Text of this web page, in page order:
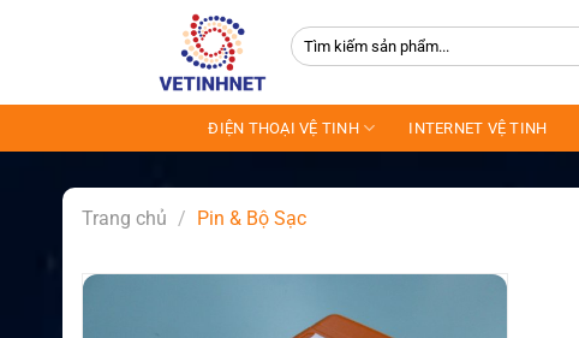
Tìm
kiếm:
ĐIỆN THOẠI VỆ TINH INTERNET VỆ TINH
Trang chủ / Pin & Bộ Sạc